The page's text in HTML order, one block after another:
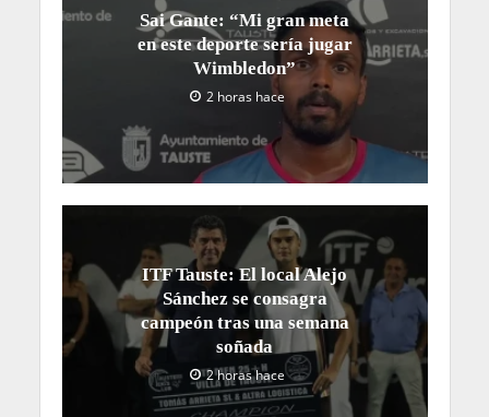
Sai Gante: “Mi gran meta
en este deporte sería jugar
Wimbledon”
2 horas hace
ITF Tauste: El local Alejo
Sánchez se consagra
campeón tras una semana
soñada
2 horas hace